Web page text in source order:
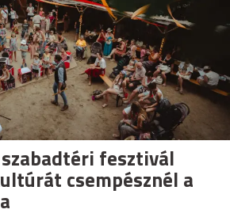
fesztivál
csempésznél a